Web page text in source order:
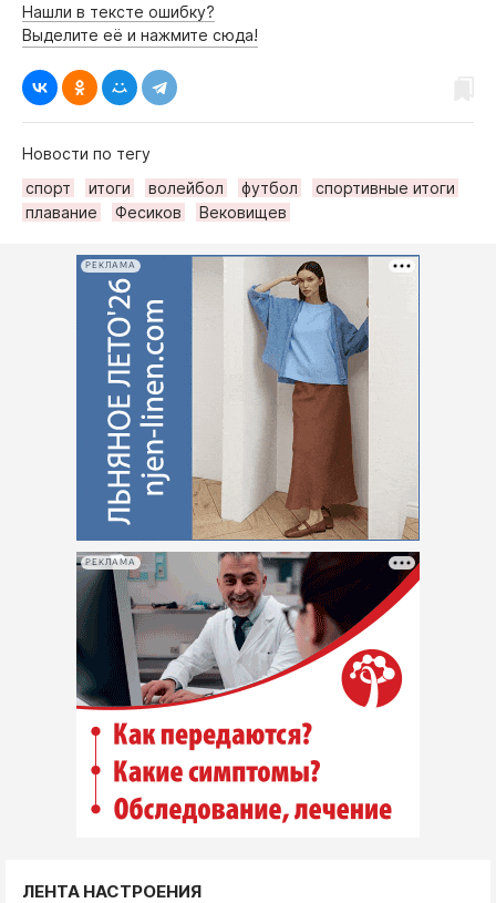
Нашли в тексте ошибку?
Выделите её и нажмите сюда!
Новости по тегу
спорт
итоги волейбол футбол
спортивные итоги
плавание
Фесиков Вековищев
РЕКЛАМА
РЕКЛАМА
ЛЕНТА НАСТРОЕНИЯ